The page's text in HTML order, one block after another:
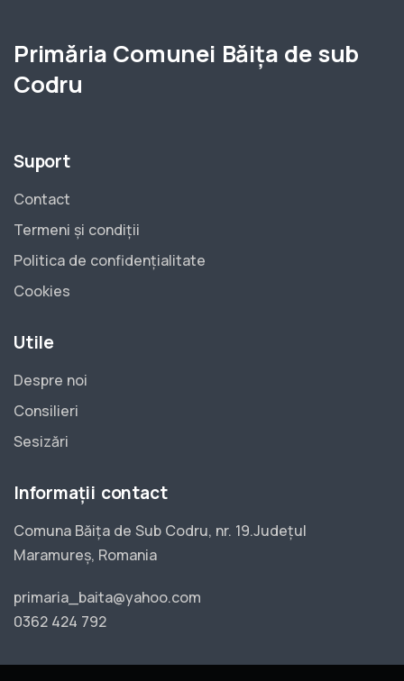
Primăria Comunei Băița de sub
Codru
Suport
Contact
Termeni și condiții
Politica de confidențialitate
Cookies
Utile
Despre noi
Consilieri
Sesizări
Informații contact
Comuna Băița de Sub Codru, nr. 19.Județul
Maramureș, Romania
primaria_baita@yahoo.com
0362 424 792